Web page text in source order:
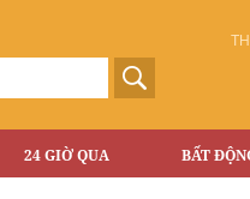
24 GIỜ QUA BẤT